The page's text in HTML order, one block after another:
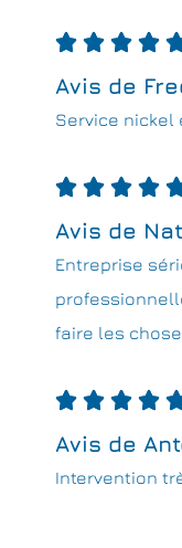
   
Avis de
Service nickel
   
Avis de
Entreprise
faire les
   
Avis de
Intervention